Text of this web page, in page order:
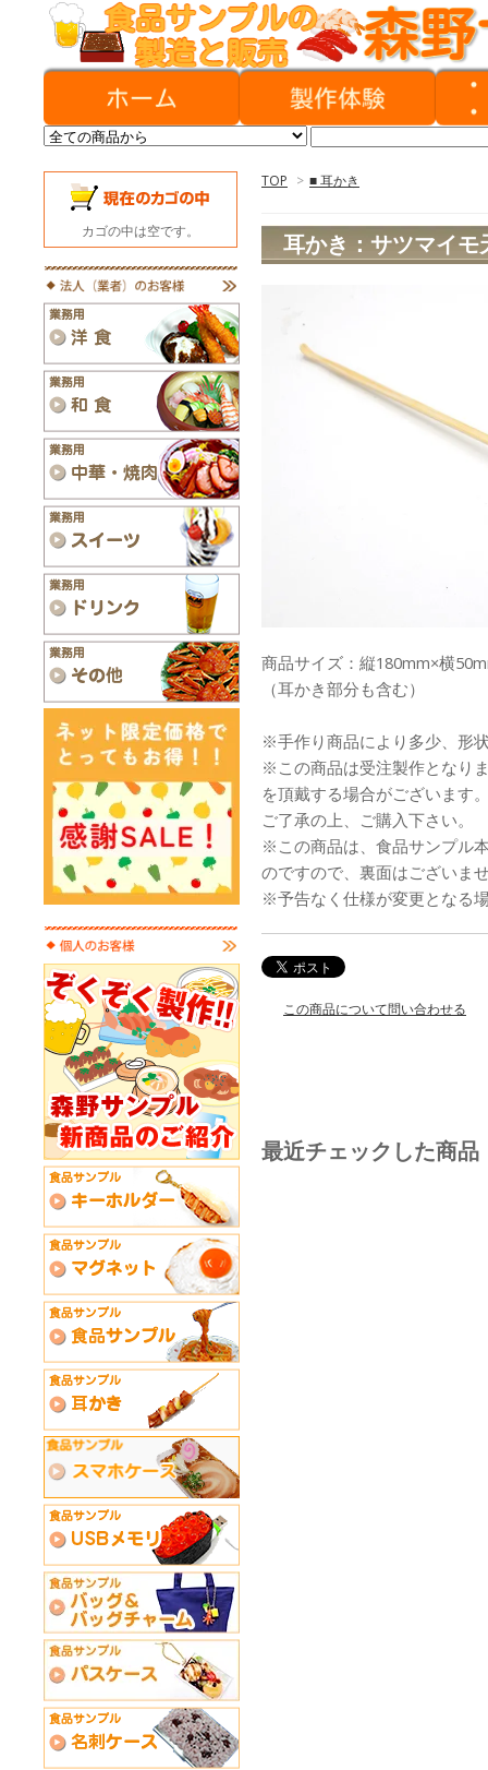
TOP > ■ 耳かき
耳かき：サツマイモ
商品サイズ：縦180mm×横
（耳かき部分も含む）
※手作り商品により多少、形
※この商品は受注製作となり
を頂戴する場合がございます
ご了承の上、ご購入下さい。
※この商品は、食品サンプル
のですので、裏面はございま
※予告なく仕様が変更となる
この商品について問い合わせる
最近チェックした商品
カゴの中は空です。